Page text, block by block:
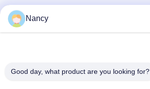
Nancy
Good day, what product are you looking for?